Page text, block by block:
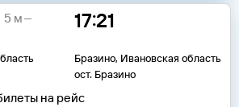
17:21
Бразино, Ивановская область
ост. Бразино
5 м
на рейс